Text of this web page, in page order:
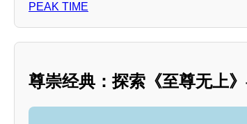
PEAK TIME
尊崇经典：探索《至尊无上